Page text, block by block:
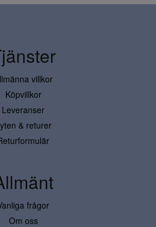
villkor
Köpvillkor
Leveranser
& returer
frågor
Om oss